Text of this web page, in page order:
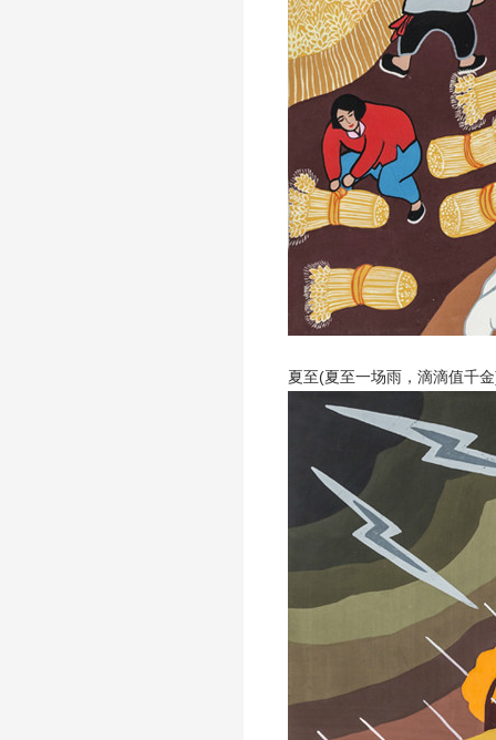
夏至(夏至一场雨，滴滴值